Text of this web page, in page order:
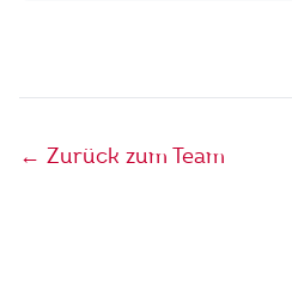
← Zurück zum Team